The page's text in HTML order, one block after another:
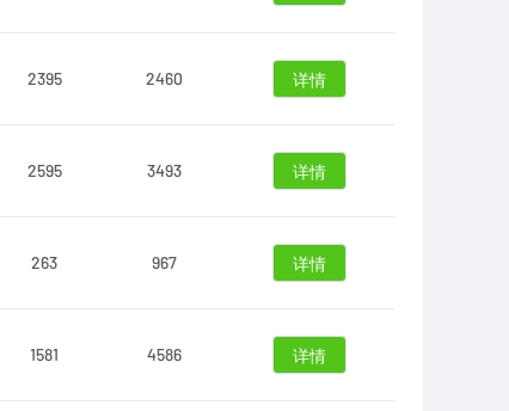
2395 2460 详情
2595 3493 详情
263 967 详情
1581 4586 详情